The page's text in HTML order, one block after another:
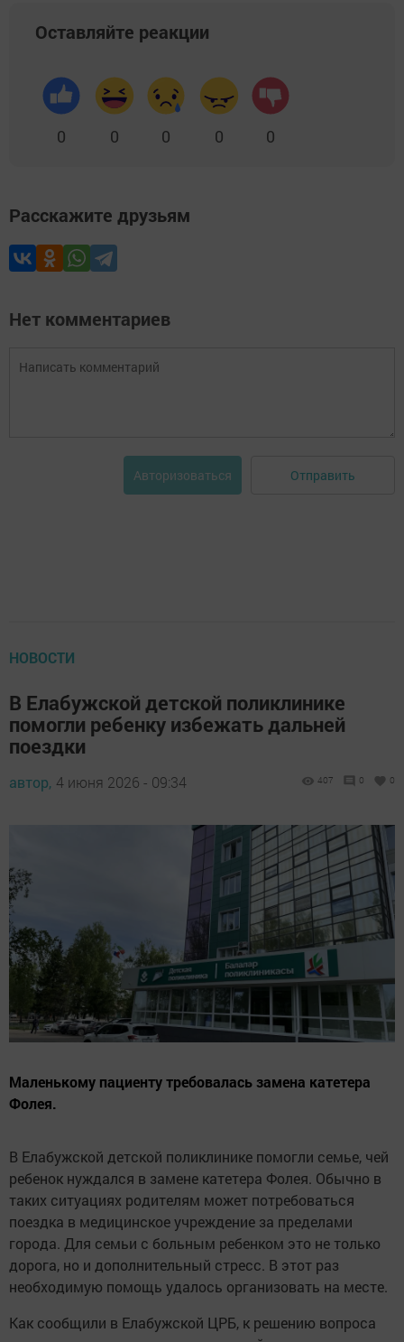
Оставляйте реакции
0 0 0 0 0
Расскажите друзьям
Нет комментариев
Авторизоваться Отправить
НОВОСТИ
В Елабужской детской поликлинике
помогли ребенку избежать дальней
поездки
автор, 4 июня 2026 - 09:34 407 0 0
Маленькому пациенту требовалась замена катетера
Фолея.
В Елабужской детской поликлинике помогли семье, чей
ребенок нуждался в замене катетера Фолея. Обычно в
таких ситуациях родителям может потребоваться
поездка в медицинское учреждение за пределами
города. Для семьи с больным ребенком это не только
дорога, но и дополнительный стресс. В этот раз
необходимую помощь удалось организовать на месте.
Как сообщили в Елабужской ЦРБ, к решению вопроса